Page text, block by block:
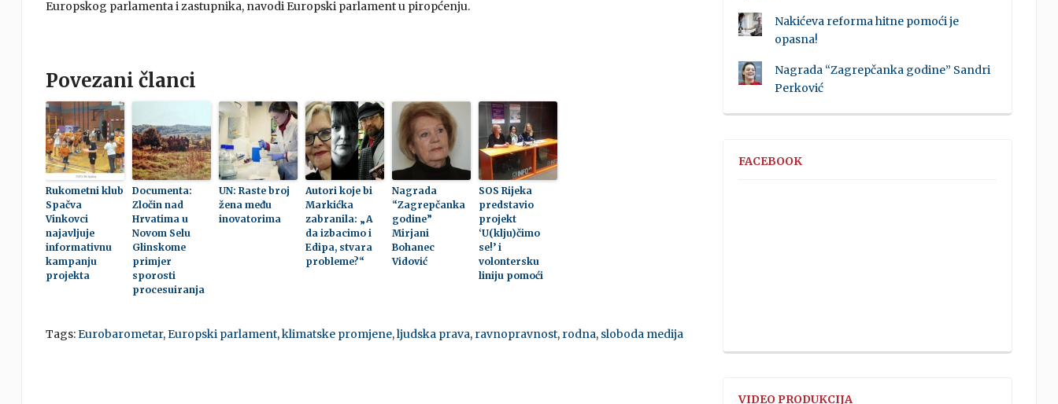
Europskog parlamenta i zastupnika, navodi Europski parlament u piropćenju.
Povezani članci
Rukometni klub
Spačva
Vinkovci
najavljuje
informativnu
kampanju
projekta
Documenta:
Zločin nad
Hrvatima u
Novom Selu
Glinskome
primjer
sporosti
procesuiranja
UN: Raste broj
žena među
inovatorima
Autori koje bi
Markićka
zabranila: „A
da izbacimo i
Edipa, stvara
probleme?“
Nagrada
“Zagrepčanka
godine”
Mirjani
Bohanec
Vidović
SOS Rijeka
predstavio
projekt
‘U(klju)čimo
se!’ i
volontersku
liniju pomoći
Tags:Eurobarometar,Europski parlament,klimatske promjene,ljudska prava, ravnopravnost, rodna, sloboda medija
Nakićeva reforma hitne pomoći je
opasna!
Nagrada “Zagrepčanka godine” Sandri
Perković
FACEBOOK
VIDEO PRODUKCIJA